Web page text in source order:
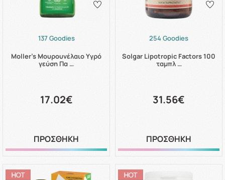
137 Goodies
Moller's Μουρουνέλαιο Υγρό
γεύση Πα …
17.02€
ΠΡΟΣΘΗΚΗ
254 Goodies
Solgar Lipotropic Factors 100
ταμπλ …
31.56€
ΠΡΟΣΘΗΚΗ